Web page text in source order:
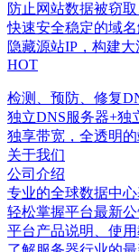
防止网站数据被窃
快速安全稳定的域
隐藏源站IP，构建
HOT
检测、预防、修复
独立DNS服务器+独
独享带宽，全透明
关于我们
公司介绍
专业的全球数据中
轻松掌握平台最新
平台产品说明、使